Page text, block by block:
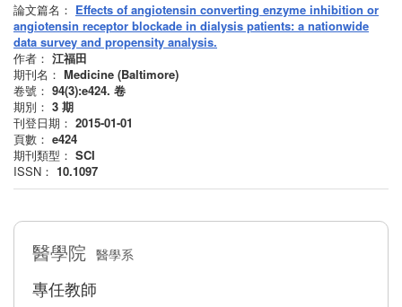
論文篇名： Effects of angiotensin converting enzyme inhibition or
angiotensin receptor blockade in dialysis patients: a nationwide
data survey and propensity analysis.
作者： 江福田
期刊名： Medicine (Baltimore)
卷號： 94(3):e424. 卷
期別： 3 期
刊登日期： 2015-01-01
頁數： e424
期刊類型： SCI
ISSN： 10.1097
醫學院 醫學系
專任教師